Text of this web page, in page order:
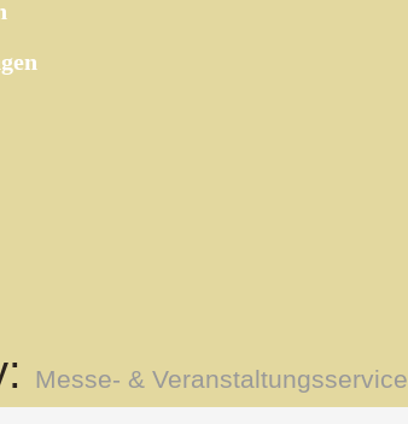
Messe- & Veranstaltungsservice